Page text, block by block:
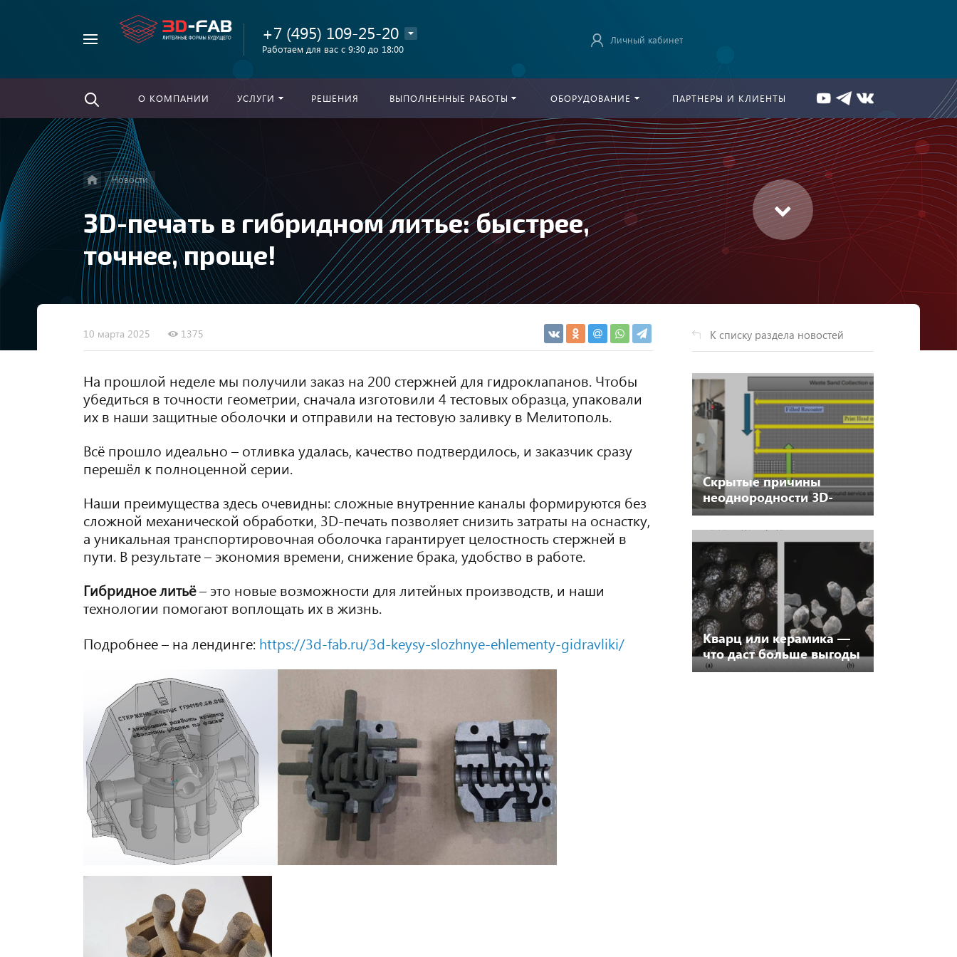
fhzl
+7 (495) 109-25-20
Работаем для вас с 9:30 до 18:00
Личный кабинет
О КОМПАНИИ УСЛУГИ РЕШЕНИЯ ВЫПОЛНЕННЫЕ РАБОТЫ ОБОРУДОВАНИЕ ПАРТНЕРЫ И КЛИЕНТЫ
Новости
3D-печать в гибридном литье: быстрее,
точнее, проще!
10 марта 2025 1375
На прошлой неделе мы получили заказ на 200 стержней для гидроклапанов. Чтобы
убедиться в точности геометрии, сначала изготовили 4 тестовых образца, упаковали
их в наши защитные оболочки и отправили на тестовую заливку в Мелитополь.
Всё прошло идеально – отливка удалась, качество подтвердилось, и заказчик сразу
перешёл к полноценной серии.
Наши преимущества здесь очевидны: сложные внутренние каналы формируются без
сложной механической обработки, 3D-печать позволяет снизить затраты на оснастку,
а уникальная транспортировочная оболочка гарантирует целостность стержней в
пути. В результате – экономия времени, снижение брака, удобство в работе.
Гибридное литьё– это новые возможности для литейных производств, и наши
технологии помогают воплощать их в жизнь.
Подробнее – на лендинге: https://3d-fab.ru/3d-keysy-slozhnye-ehlementy-gidravliki/
К списку раздела новостей
Скрытые причины
неоднородности 3D-
печати: что показал
анализ песчаных форм и
почему на нашем
производстве нет таких
проблем.
Кварц или керамика —
что даст больше выгоды
при российских ценах и